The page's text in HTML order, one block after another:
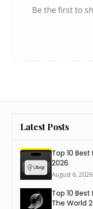
Be the first to
Latest Posts
Top 10
2026
August 6, 2026
Top 10
The World